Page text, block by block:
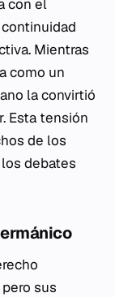
con el
Mientras
como un
la convirtió
Esta tensión
de los
debates
pero sus